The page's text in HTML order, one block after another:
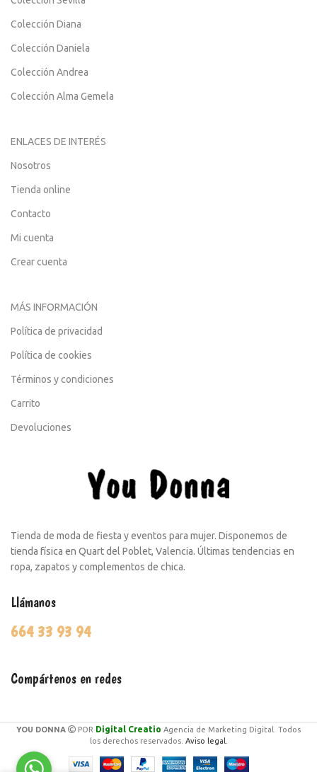
Colección Diana
Colección Daniela
Colección Andrea
Colección Alma Gemela
ENLACES DE INTERÉS
Nosotros
Tienda online
Contacto
Mi cuenta
Crear cuenta
MÁS INFORMACIÓN
Política de privacidad
Política de cookies
Términos y condiciones
Carrito
Devoluciones
Tienda de moda de fiesta y eventos para mujer. Disponemos de
tienda física en Quart del Poblet, Valencia. Últimas tendencias en
ropa, zapatos y complementos de chica.
Llámanos
664 33 93 94
Compártenos en redes
YOU DONNA POR Digital Creatio Agencia de Marketing Digital. Todos
los derechos reservados. Aviso legal.